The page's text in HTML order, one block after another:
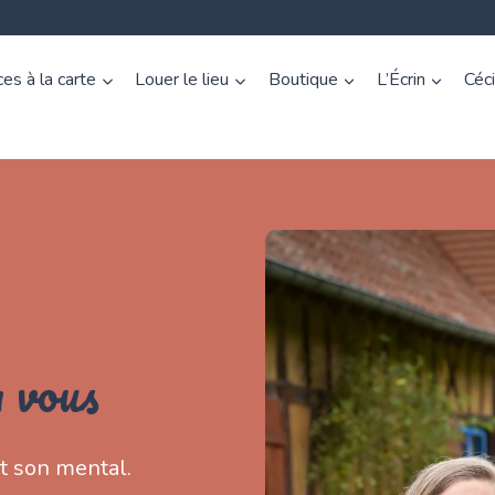
à la carte Louer le lieu Boutique L’Écrin
son mental.